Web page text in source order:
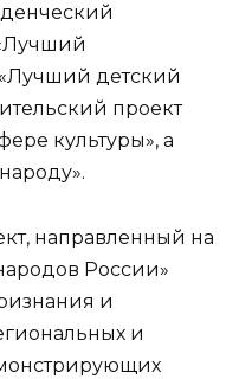
детский
проект
культуры», а
направленный на
России»
и
и